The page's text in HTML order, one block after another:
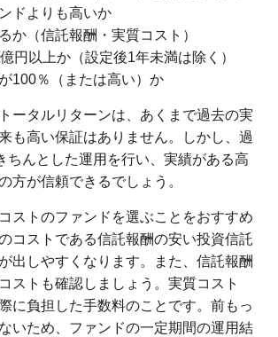
ドよりも高いか
か（信託報酬・実質コスト）
円以上か（設定後1年未満は除く）
100％（または高い）か
ータルリターンは、あくまで過去の実
も高い保証はありません。しかし、過
ちんとした運用を行い、実績がある高
方が信頼できるでしょう。
ストのファンドを選ぶことをおすすめ
コストである信託報酬の安い投資信託
出しやすくなります。また、信託報酬
ストも確認しましょう。実質コスト
に負担した手数料のことです。前もっ
いため、ファンドの一定期間の運用結